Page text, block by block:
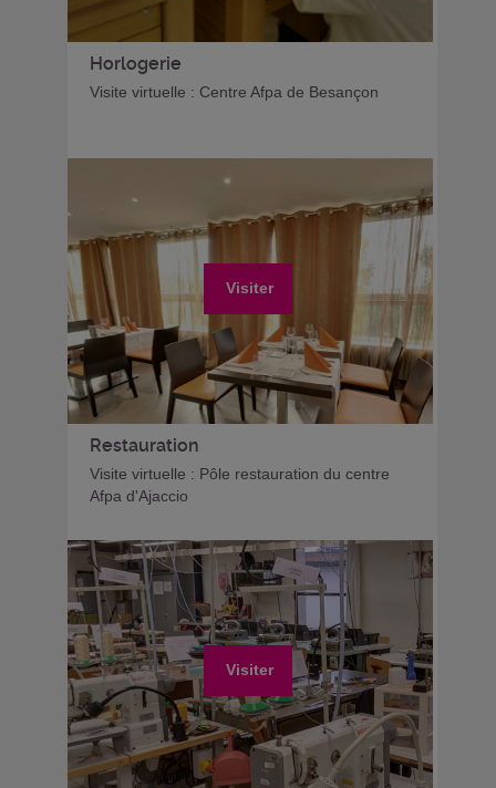
Horlogerie
Visite virtuelle : Centre Afpa de Besançon
Visiter
Restauration
Visite virtuelle : Pôle restauration du centre
Afpa d'Ajaccio
Visiter